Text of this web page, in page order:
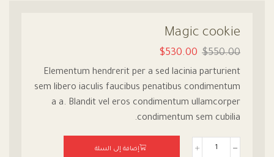
Magic cookie
$550.00
$530.00
Elementum hendrerit per a sed lacinia parturient
sem libero iaculis faucibus penatibus condimentum
a a. Blandit vel eros condimentum ullamcorper
condimentum sem cubilia.
إضافة إلى السلة